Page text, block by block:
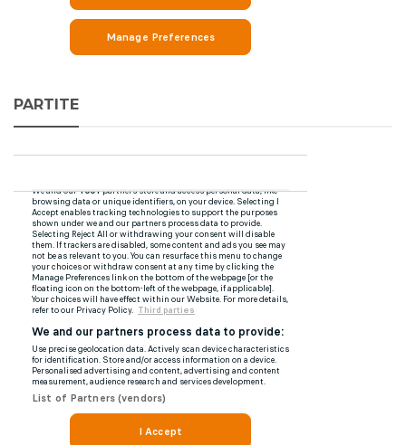
PARTITE